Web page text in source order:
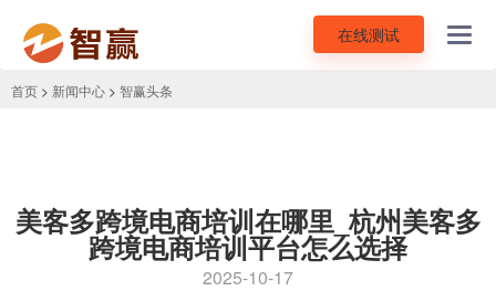
在线测试
首页 > 新闻中心 > 智赢头条
美客多跨境电商培训在哪里_杭州美客多
跨境电商培训平台怎么选择
2025-10-17